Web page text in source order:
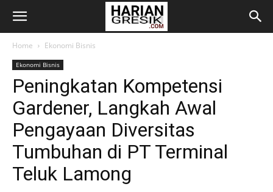
Home Ekonomi Bisnis
Ekonomi Bisnis
Peningkatan Kompetensi
Gardener, Langkah Awal
Pengayaan Diversitas
Tumbuhan di PT Terminal
Teluk Lamong